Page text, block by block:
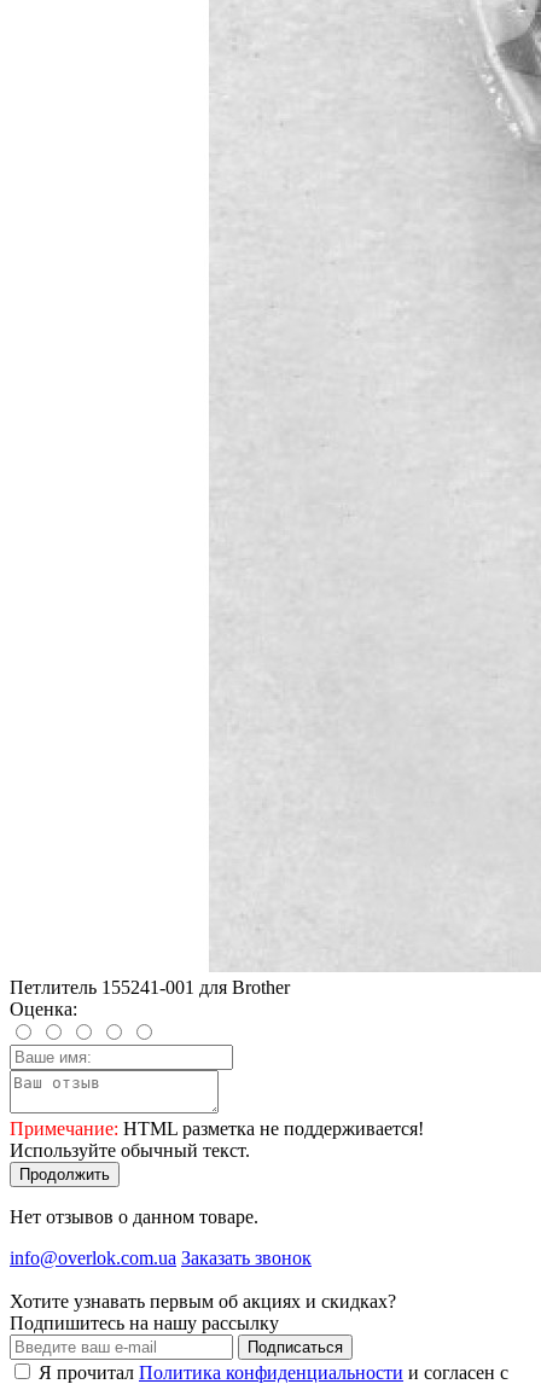
Петлитель 155241-001 для Brother
Оценка:
Примечание: HTML разметка не поддерживается!
Используйте обычный текст.
Продолжить
Нет отзывов о данном товаре.
info@overlok.com.ua Заказать звонок
Хотите узнавать первым об акциях и скидках?
Подпишитесь на нашу рассылку
Подписаться
Я прочитал Политика конфиденциальности и согласен с